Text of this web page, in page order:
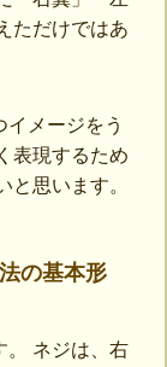
ただけではあ
メージをう
表現するため
と思います。
の基本形
。 ネジは、右